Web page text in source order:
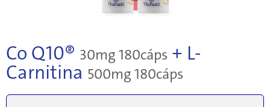
Co Q10® 30mg 180cáps + L-
Carnitina 500mg 180cáps